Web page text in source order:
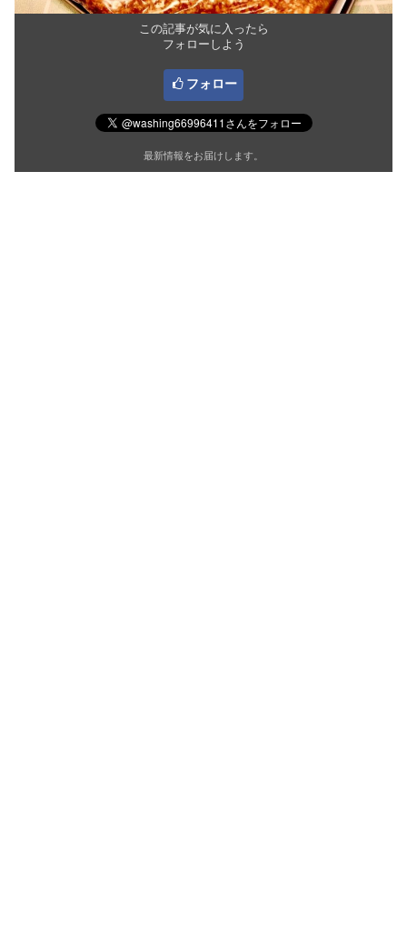
この記事が気に入ったら
フォローしよう
フォロー
最新情報をお届けします。